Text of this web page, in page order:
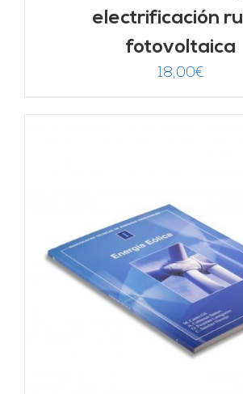
electrificación
fotovoltaica
18,00€